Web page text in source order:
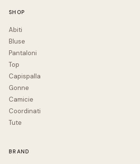
SHOP
Abiti
Bluse
Pantaloni
Top
Capispalla
Gonne
Camicie
Coordinati
Tute
BRAND